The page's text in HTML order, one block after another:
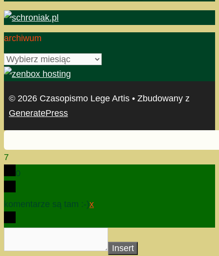
archiwum
archiwum
© 2026 Czasopismo Lege Artis • Zbudowany z
GeneratePress
7
0
komentarze są tam :-)x
Insert